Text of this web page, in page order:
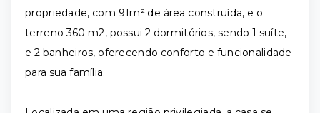
propriedade, com 91m² de área construída, e o
terreno 360 m2, possui 2 dormitórios, sendo 1 suíte,
e 2 banheiros, oferecendo conforto e funcionalidade
para sua família.